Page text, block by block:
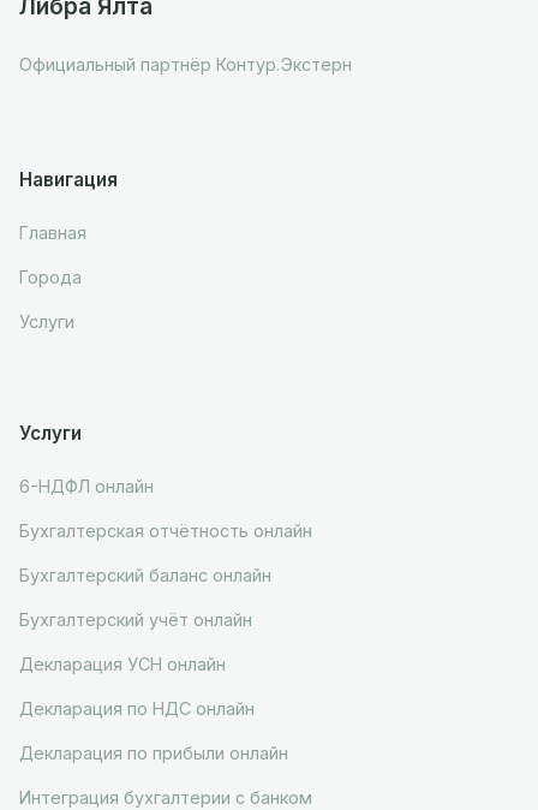
Либра Ялта
Официальный партнёр Контур.Экстерн
Навигация
Главная
Города
Услуги
Услуги
6-НДФЛ онлайн
Бухгалтерская отчётность онлайн
Бухгалтерский баланс онлайн
Бухгалтерский учёт онлайн
Декларация УСН онлайн
Декларация по НДС онлайн
Декларация по прибыли онлайн
Интеграция бухгалтерии с банком